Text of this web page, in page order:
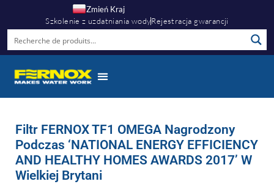
Zmień Kraj
Szkolenie z uzdatniania wodyRejestracja gwarancji
Filtr FERNOX TF1 OMEGA Nagrodzony
Podczas ‘NATIONAL ENERGY EFFICIENCY
AND HEALTHY HOMES AWARDS 2017’ W
Wielkiej Brytani